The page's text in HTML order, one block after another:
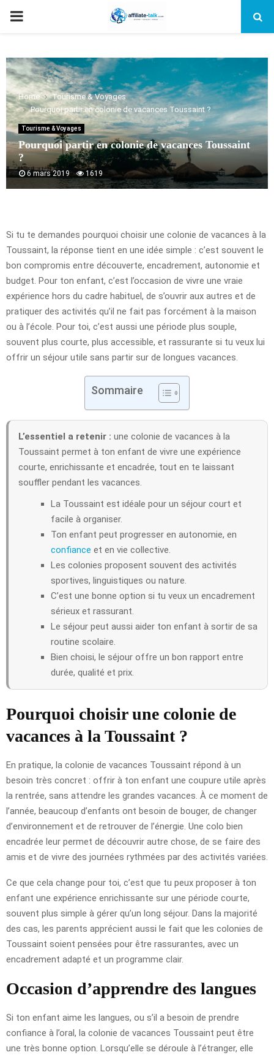
PRIMARY
Home
Tourisme & Voyages
Pourquoi partir en colonie de vacances Toussaint ?
Tourisme & Voyages
Pourquoi partir en colonie de vacances Toussaint
?
6 mars 2019 1619
Si tu te demandes pourquoi choisir une colonie de vacances à la
Toussaint, la réponse tient en une idée simple : c’est souvent le
bon compromis entre découverte, encadrement, autonomie et
budget. Pour ton enfant, c’est l’occasion de vivre une vraie
expérience hors du cadre habituel, de s’ouvrir aux autres et de
pratiquer des activités qu’il ne fait pas forcément à la maison
ou à l’école. Pour toi, c’est aussi une période plus souple,
souvent plus courte, plus accessible, et rassurante si tu veux lui
offrir un séjour utile sans partir sur de longues vacances.
Sommaire
L’essentiel a retenir : une colonie de vacances à la
Toussaint permet à ton enfant de vivre une expérience
courte, enrichissante et encadrée, tout en te laissant
souffler pendant les vacances.
La Toussaint est idéale pour un séjour court et
facile à organiser.
Ton enfant peut progresser en autonomie, en
confiance et en vie collective.
Les colonies proposent souvent des activités
sportives, linguistiques ou nature.
C’est une bonne option si tu veux un encadrement
sérieux et rassurant.
Le séjour peut aussi aider ton enfant à sortir de sa
routine scolaire.
Bien choisi, le séjour offre un bon rapport entre
durée, qualité et prix.
Pourquoi choisir une colonie de
vacances à la Toussaint ?
En pratique, la colonie de vacances Toussaint répond à un
besoin très concret : offrir à ton enfant une coupure utile après
la rentrée, sans attendre les grandes vacances. À ce moment de
l’année, beaucoup d’enfants ont besoin de bouger, de changer
d’environnement et de retrouver de l’énergie. Une colo bien
encadrée leur permet de découvrir autre chose, de se faire des
amis et de vivre des journées rythmées par des activités variées.
Ce que cela change pour toi, c’est que tu peux proposer à ton
enfant une expérience enrichissante sur une période courte,
souvent plus simple à gérer qu’un long séjour. Dans la majorité
des cas, les parents apprécient aussi le fait que les colonies de
Toussaint soient pensées pour être rassurantes, avec un
encadrement adapté et un programme clair.
Occasion d’apprendre des langues
Si ton enfant aime les langues, ou s’il a besoin de prendre
confiance à l’oral, la colonie de vacances Toussaint peut être
une très bonne option. Lorsqu’elle se déroule à l’étranger, elle